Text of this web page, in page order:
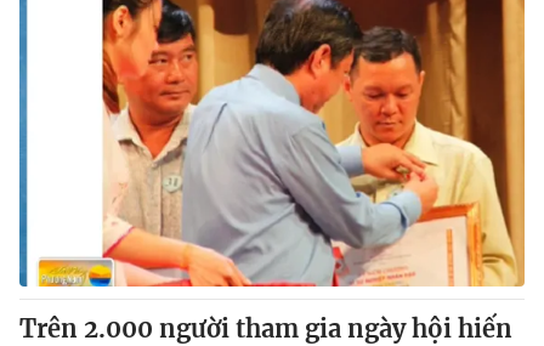
Giải sao mai
Chất lượng cuộc sống
Tuyển sinh
Học trực tuyến
Công nghệ
Hitech Công nghệ tương lai
Thị trường
Giao lưu trực tuyến
Lịch phát sóng
Chuyên mục khác
Emagazine Podcast
Trên 2.000 người tham gia ngày hội hiến